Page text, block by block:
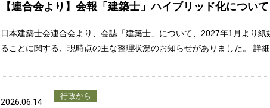
【連合会より】会報「建築士」ハイブリッド化について
日本建築士会連合会より、会誌「建築士」について、2027年1月より
ることに関する、現時点の主な整理状況のお知らせがありました。 詳
2026.06.14
行政から